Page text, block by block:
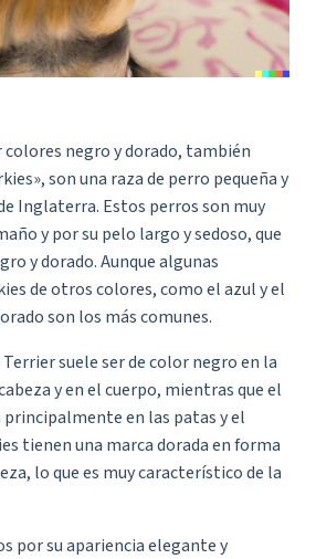
colores negro y dorado, también
son una raza de perro pequeña y
Inglaterra. Estos perros son muy
y por su pelo largo y sedoso, que
y dorado. Aunque algunas
de otros colores, como el azul y el
son los más comunes.
suele ser de color negro en la
y en el cuerpo, mientras que el
en las patas y el
tienen una marca dorada en forma
lo que es muy característico de la
por su apariencia elegante y